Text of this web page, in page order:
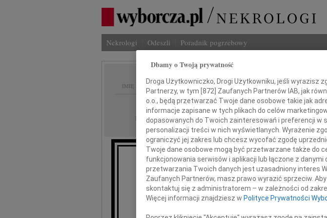
Nekrologi Odeszli Poradnik pogrzebowy
IMIĘ I NAZWISKO:
REGION: Bydgoszcz
DATA EMISJI: 21.09.2010
Dyrektorowi Wydziału Zamówień Publicznych
Urzędu Miasta Bydgoszczy
Elżbiecie Michalskiej
Dbamy o Twoją prywatność
Droga Użytkowniczko, Drogi Użytkowniku, jeśli wyrazisz
Partnerzy, w tym [872] Zaufanych Partnerów IAB, jak
o.o., będą przetwarzać Twoje dane osobowe takie jak
informacje zapisane w tych plikach do celów
dopasowanych do Twoich zainteresowań i preferencji w
personalizacji treści w nich wyświetlanych. Wyrażenie
ograniczyć jej zakres lub chcesz wycofać zgodę
Twoje dane osobowe mogą być przetwarzane także do
funkcjonowania serwisów i aplikacji lub łączone z
przetwarzania Twoich danych jest uzasadniony interes
Zaufanych Partnerów, masz prawo wyrazić sprzeciw.
skontaktuj się z administratorem – w zależności od
Więcej informacji znajdziesz w Polityce Prywatności